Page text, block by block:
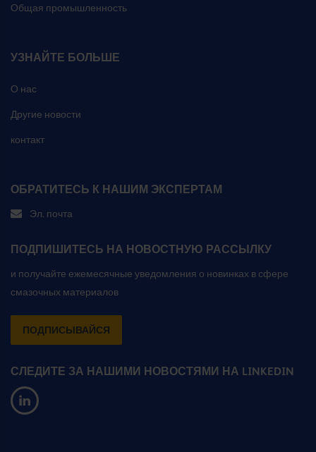
Общая промышленность
УЗНАЙТЕ БОЛЬШЕ
О нас
Другие новости
контакт
ОБРАТИТЕСЬ К НАШИМ ЭКСПЕРТАМ
Эл. почта
ПОДПИШИТЕСЬ НА НОВОСТНУЮ РАССЫЛКУ
и получайте ежемесячные уведомления о новинках в сфере
смазочных материалов
ПОДПИСЫВАЙСЯ
СЛЕДИТЕ ЗА НАШИМИ НОВОСТЯМИ НА LINKEDIN